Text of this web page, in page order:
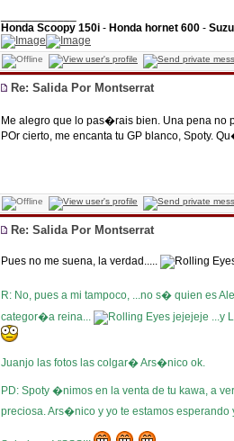
Honda Scoopy 150i - Honda hornet 600 -
Re: Salida Por Montserrat
Me alegro que lo pas�rais bien. Una pena no
POr cierto, me encanta tu GP blanco, Spoty.
Re: Salida Por Montserrat
Pues no me suena, la verdad.....
R: No, pues a mi tampoco, ...no s� quien es
categor�a reina...
jejejeje ...y
Juanjo las fotos las colgar� Ars�nico ok.
PD: Spoty �nimos en la venta de tu kawa, a
preciosa. Ars�nico y yo te estamos